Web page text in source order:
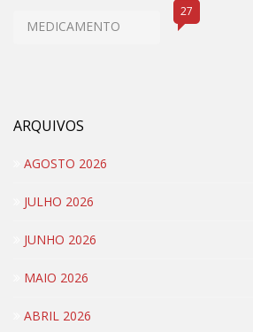
MEDICAMENTO
27
ARQUIVOS
AGOSTO 2026
JULHO 2026
JUNHO 2026
MAIO 2026
ABRIL 2026